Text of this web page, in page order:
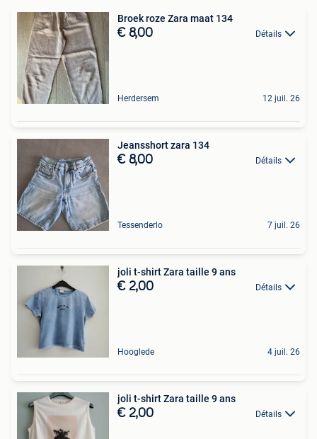
Broek roze Zara maat 134
€ 8,00 Détails
Herdersem 12 juil. 26
Jeansshort zara 134
€ 8,00 Détails
Tessenderlo 7 juil. 26
joli t-shirt Zara taille 9 ans
€ 2,00 Détails
Hooglede 4 juil. 26
joli t-shirt Zara taille 9 ans
€ 2,00 Détails